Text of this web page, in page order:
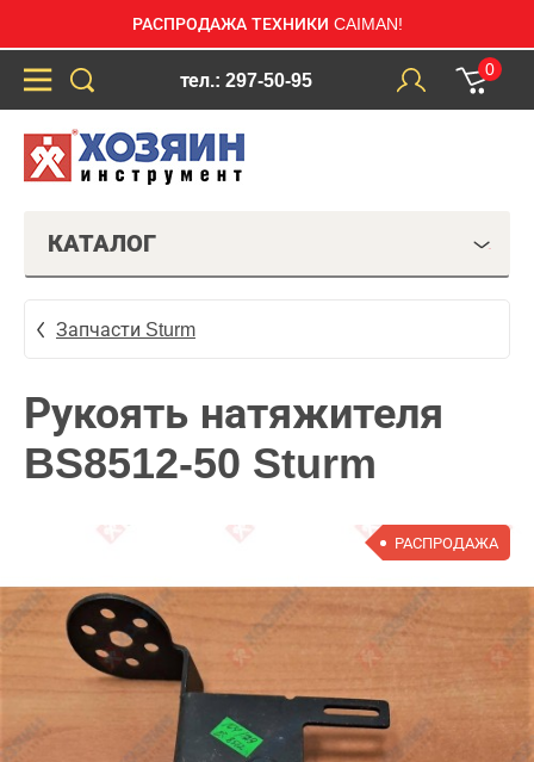
РАСПРОДАЖА ТЕХНИКИ CAIMAN!
тел.: 297-50-95
0
КАТАЛОГ
Запчасти Sturm
Рукоять натяжителя
BS8512-50 Sturm
РАСПРОДАЖА